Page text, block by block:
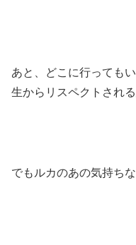
あと、どこに行っても
生からリスペクトされ
でもルカのあの気持ち